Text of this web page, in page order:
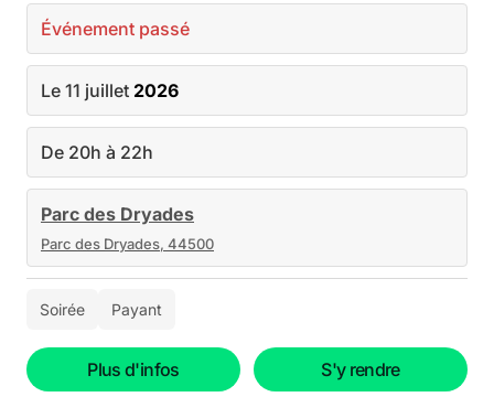
Événement passé
Le 11 juillet 2026
De 20h à 22h
Parc des Dryades
Parc des Dryades, 44500
Soirée Payant
Plus d'infos S'y rendre